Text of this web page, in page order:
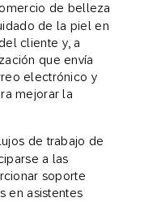
de belleza
de la piel en
cliente y, a
que envía
electrónico y
mejorar la
de trabajo de
a las
soporte
en asistentes